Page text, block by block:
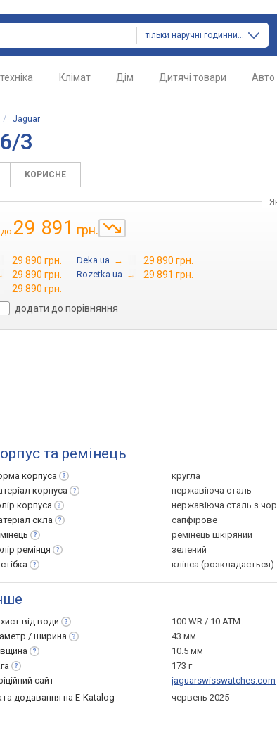
тільки наручні годинники
Клімат Дім Дитячі товари Авто
/ Jaguar
3
КОРИСНЕ
до 29 891 грн.
29 890 грн. Deka.ua → 29 890 грн.
29 890 грн. Rozetka.ua → 29 891 грн.
29 890 грн.
додати до порівняння
та ремінець
корпуса
кругла
корпуса
нержавіюча сталь
корпуса
нержавіюча сталь з
скла
сапфірове
ремінець шкіряний
ремінця
зелений
кліпса (розкладається)
від води
100 WR / 10 ATM
/ ширина
43 мм
10.5 мм
173 г
сайт
jaguarswisswatches.com
додавання на E-Katalog
червень 2025